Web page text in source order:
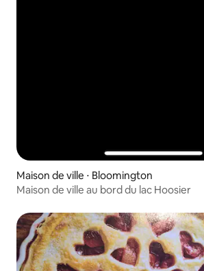
Maison de ville ⋅ Bloomington
Maison de ville au bord du lac Hoosier